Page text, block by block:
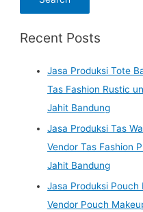
Recent Posts
Jasa Produksi Tote
Tas Fashion Rustic
Jahit Bandung
Jasa Produksi Tas
Vendor Tas Fashion
Jahit Bandung
Jasa Produksi Pouch
Vendor Pouch